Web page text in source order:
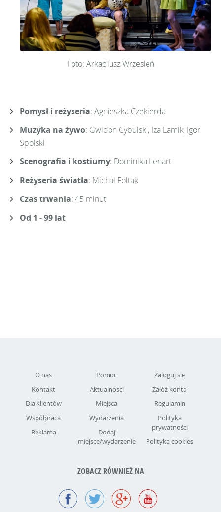
Foto: Arkadiusz Wrzesień
Pomysł i reżyseria: Agnieszka Czekierda
Muzyka na żywo: Gwidon Cybulski, Iza Lamik, Igor
Spolski
Scenografia i kostiumy: Dominika Lenart
Reżyseria światła: Michał Foltak
Czas trwania: 45 minut
Od 1 - 99 lat
O nas
Kontakt
Dla klientów
Współpraca
Reklama
Pomoc
Aktualności
Miejsca
Wydarzenia
Dodaj
miejsce/wydarzenie
Zaloguj się
Załóż konto
Regulamin
Polityka
prywatności
Polityka cookies
ZOBACZ RÓWNIEŻ NA